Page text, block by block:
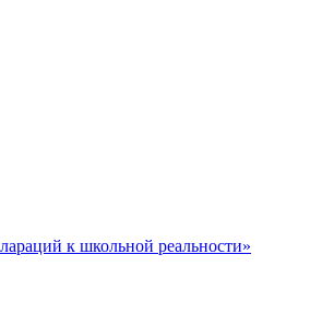
к школьной реальности»